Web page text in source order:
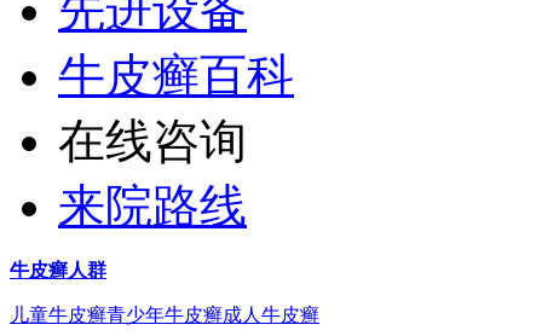
牛皮癣百科
在线咨询
来院路线
牛皮癣人群
儿童牛皮癣青少年牛皮癣成人牛皮癣